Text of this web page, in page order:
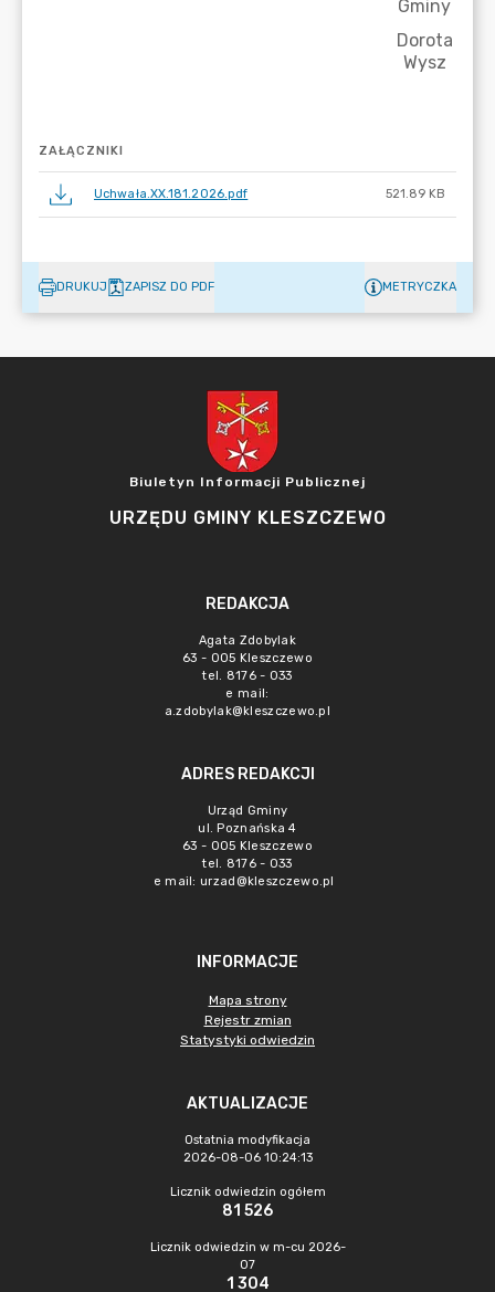
ZAŁĄCZNIKI
Uchwała.XX.181.2026.pdf 521.89 KB
DRUKUJ ZAPISZ DO PDF METRYCZKA
Biuletyn Informacji Publicznej
URZĘDU GMINY KLESZCZEWO
REDAKCJA
Agata Zdobylak
63 - 005 Kleszczewo
tel. 8176 - 033
e mail:
a.zdobylak@kleszczewo.pl
ADRES REDAKCJI
Urząd Gminy
ul. Poznańska 4
63 - 005 Kleszczewo
tel. 8176 - 033
e mail: urzad@kleszczewo.pl
INFORMACJE
Mapa strony
Rejestr zmian
Statystyki odwiedzin
AKTUALIZACJE
Ostatnia modyfikacja
2026-08-06 10:24:13
Licznik odwiedzin ogółem
81 526
Licznik odwiedzin w m-cu 2026-
07
1 304